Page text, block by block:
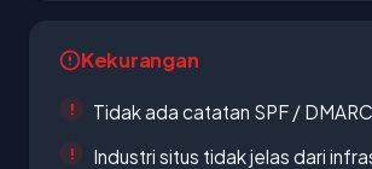
Kekurangan
Tidak ada catatan SPF / DMARC
Industri situs tidak jelas dari